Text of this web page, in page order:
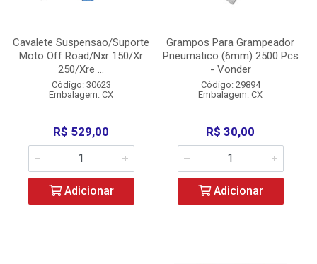
Cavalete Suspensao/Suporte
Moto Off Road/Nxr 150/Xr
250/Xre ...
Código: 30623
Embalagem: CX
R$ 529,00
Adicionar
Grampos Para Grampeador
Pneumatico (6mm) 2500 Pcs
- Vonder
Código: 29894
Embalagem: CX
R$ 30,00
Adicionar